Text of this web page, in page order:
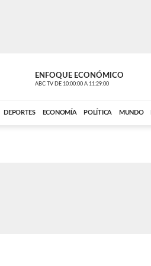
ENFOQUE ECONÓMICO
ABC TV DE 10:00:00 A 11:29:00
DEPORTES ECONOMÍA POLÍTICA MUNDO